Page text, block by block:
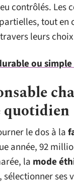
contrôlés. Les
tout en
leurs
ou
quotidien
le dos à la
année, 92
la mode
ses